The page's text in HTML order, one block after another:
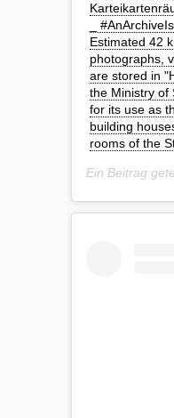
_⁣
Estimated 42
photographs,
are stored in
the Ministry of
for its use as
building
rooms of the
Ein Beitrag